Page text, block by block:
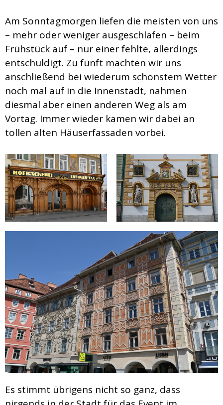
Am Sonntagmorgen liefen die meisten von uns
– mehr oder weniger ausgeschlafen – beim
Frühstück auf – nur einer fehlte, allerdings
entschuldigt. Zu fünft machten wir uns
anschließend bei wiederum schönstem Wetter
noch mal auf in die Innenstadt, nahmen
diesmal aber einen anderen Weg als am
Vortag. Immer wieder kamen wir dabei an
tollen alten Häuserfassaden vorbei.
Es stimmt übrigens nicht so ganz, dass